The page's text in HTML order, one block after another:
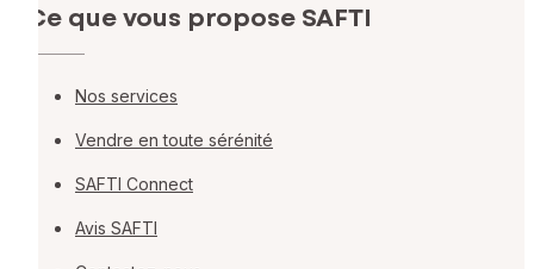
Ce que vous propose SAFTI
Nos services
Vendre en toute sérénité
SAFTI Connect
Avis SAFTI